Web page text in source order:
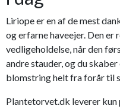
Liriope er en af de mest
og erfarne haveejer. Den
vedligeholdelse, når den
andre stauder, og du
blomstring helt fra forår til
Plantetorvet.dk leverer